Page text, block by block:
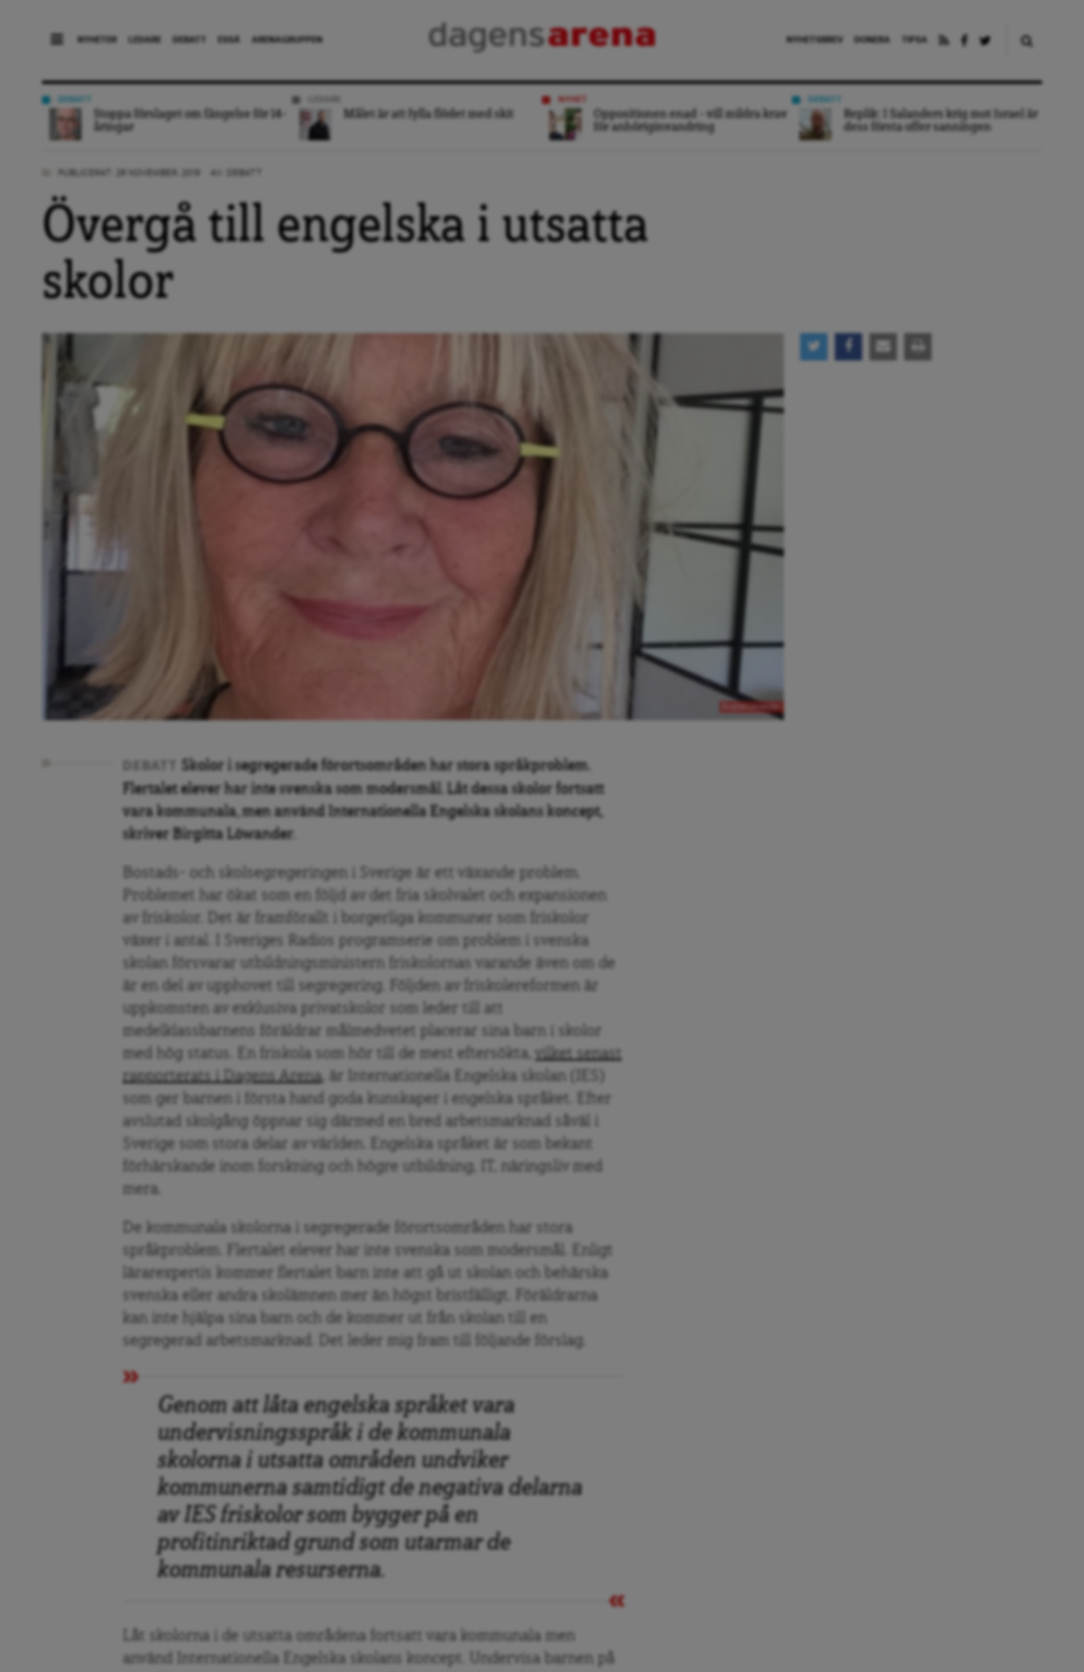
NYHETER LEDARE DEBATT ESSÄ ARENAGRUPPEN NYHETSBREV DONERA TIPSA
Stoppa förslaget om fängelse för 14-
åringar
Målet är att fylla flödet med skit
NYHET
Oppositionen enad – vill mildra krav
för anhöriginvandring
Replik: I Salanders krig mot Israel är
dess första offer sanningen
Övergå till engelska i utsatta
skolor
DEBATT
Skolor i segregerade förortsområden har stora språkproblem.
Flertalet elever har inte svenska som modersmål. Låt dessa skolor fortsatt
vara kommunala, men använd Internationella Engelska skolans koncept,
skriver Birgitta Löwander.
Bostads- och skolsegregeringen i Sverige är ett växande problem.
Problemet har ökat som en följd av det fria skolvalet och expansionen
av friskolor. Det är framförallt i borgerliga kommuner som friskolor
växer i antal. I Sveriges Radios programserie om problem i svenska
skolan försvarar utbildningsministern friskolornas varande även om de
är en del av upphovet till segregering. Följden av friskolereformen är
uppkomsten av exklusiva privatskolor som leder till att
medelklassbarnens föräldrar målmedvetet placerar sina barn i skolor
med hög status. En friskola som hör till de mest eftersökta, vilket senast
rapporterats i Dagens Arena, är Internationella Engelska skolan (IES)
som ger barnen i första hand goda kunskaper i engelska språket. Efter
avslutad skolgång öppnar sig därmed en bred arbetsmarknad såväl i
Sverige som stora delar av världen. Engelska språket är som bekant
förhärskande inom forskning och högre utbildning, IT, näringsliv med
mera.
De kommunala skolorna i segregerade förortsområden har stora
språkproblem. Flertalet elever har inte svenska som modersmål. Enligt
lärarexpertis kommer flertalet barn inte att gå ut skolan och behärska
svenska eller andra skolämnen mer än högst bristfälligt. Föräldrarna
kan inte hjälpa sina barn och de kommer ut från skolan till en
segregerad arbetsmarknad. Det leder mig fram till följande förslag.
Genom att låta engelska språket vara
undervisningsspråk i de kommunala
skolorna i utsatta områden undviker
kommunerna samtidigt de negativa delarna
av IES friskolor som bygger på en
profitinriktad grund som utarmar de
kommunala resurserna.
Låt skolorna i de utsatta områdena fortsatt vara kommunala men
använd Internationella Engelska skolans koncept. Undervisa barnen på